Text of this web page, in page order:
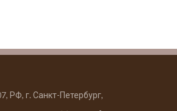
РФ, г. Санкт-Петербург,